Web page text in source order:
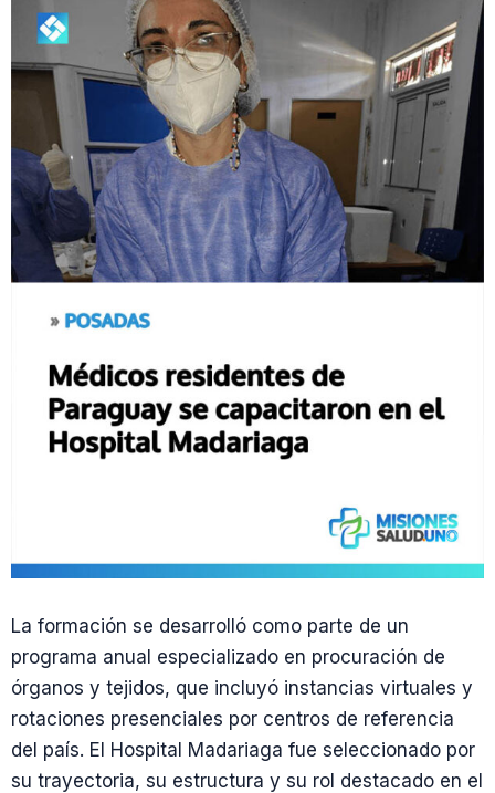
La formación se desarrolló como parte de un
programa anual especializado en procuración de
órganos y tejidos, que incluyó instancias virtuales y
rotaciones presenciales por centros de referencia
del país. El Hospital Madariaga fue seleccionado por
su trayectoria, su estructura y su rol destacado en el